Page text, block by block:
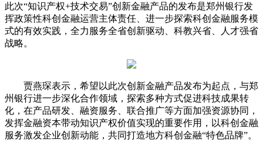
此次“知识产权+技术交易”创新金融产品的发布是郑州银行发
挥政策性科创金融运营主体责任、进一步探索科创金融服务模
式的有效实践，全力服务全省创新驱动、科教兴省、人才强省
战略。
贾燕琛表示，希望以此次创新金融产品发布为起点，与郑
州银行进一步深化合作领域，探索多种方式促进科技成果转
化，在产品研发、融资服务、联合推广等方面加强资源协同，
发挥金融资本带动知识产权价值实现的重要作用，以科创金融
服务激发企业创新动能，共同打造地方科创金融“特色品牌”。